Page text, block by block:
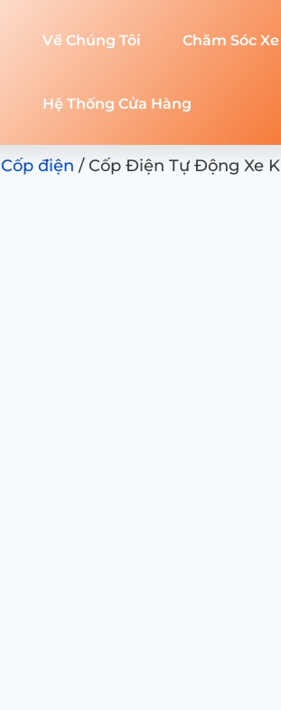
Về Chúng Tôi Chăm Sóc Xe
Hệ Thống Cửa Hàng
Cốp điện / Cốp Điện Tự Động Xe